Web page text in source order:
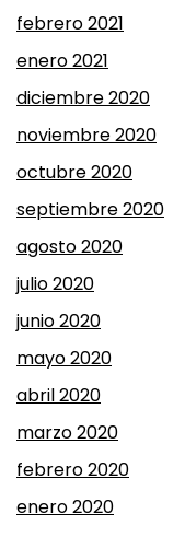
febrero 2021
enero 2021
diciembre 2020
noviembre 2020
octubre 2020
septiembre 2020
agosto 2020
julio 2020
junio 2020
mayo 2020
abril 2020
marzo 2020
febrero 2020
enero 2020